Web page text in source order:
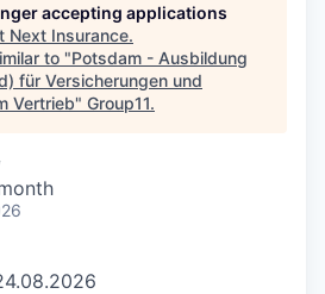
accepting applications
Next Insurance.
to "Potsdam - Ausbildung
für Versicherungen und
Vertrieb" Group11.